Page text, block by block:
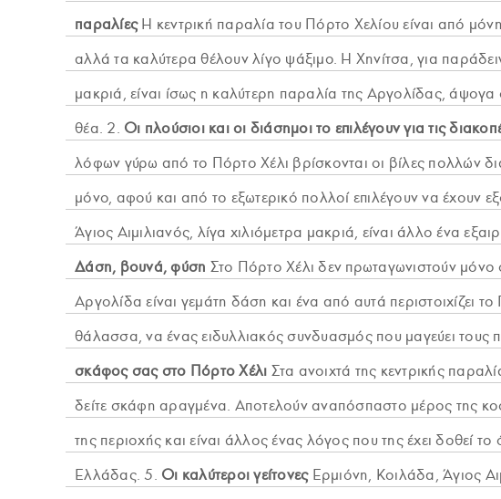
παραλίεςΗ κεντρική παραλία του Πόρτο Χελίου είναι από
αλλά τα καλύτερα θέλουν λίγο ψάξιμο. Η Χηνίτσα, για
μακριά, είναι ίσως η καλύτερη παραλία της Αργολίδας, άψογα
θέα. 2. Οι πλούσιοι και οι διάσημοι το επιλέγουν για τις
λόφων γύρω από το Πόρτο Χέλι βρίσκονται οι βίλες πολλών
μόνο, αφού και από το εξωτερικό πολλοί επιλέγουν να έχουν
Άγιος Αιμιλιανός, λίγα χιλιόμετρα μακριά, είναι άλλο ένα
Δάση, βουνά, φύση Στο Πόρτο Χέλι δεν πρωταγωνιστούν μόνο
Αργολίδα είναι γεμάτη δάση και ένα από αυτά περιστοιχίζει
θάλασσα, να ένας ειδυλλιακός συνδυασμός που μαγεύει τους
σκάφος σας στο Πόρτο Χέλι Στα ανοιχτά της κεντρικής
δείτε σκάφη αραγμένα. Αποτελούν αναπόσπαστο μέρος της
της περιοχής και είναι άλλος ένας λόγος που της έχει δοθεί
Ελλάδας. 5. Οι καλύτεροι γείτονεςΕρμιόνη, Κοιλάδα, Άγιος